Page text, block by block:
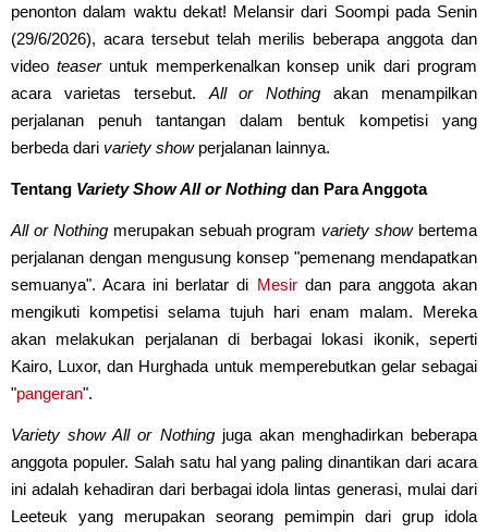
penonton dalam waktu dekat! Melansir dari Soompi pada Senin
(29/6/2026), acara tersebut telah merilis beberapa anggota dan
video teaseruntuk memperkenalkan konsep unik dari program
acara varietas tersebut. All or Nothing akan menampilkan
perjalanan penuh tantangan dalam bentuk kompetisi yang
berbeda dari variety showperjalanan lainnya.
Tentang Variety Show All or Nothing dan Para Anggota
All or Nothingmerupakan sebuah program variety showbertema
perjalanan dengan mengusung konsep "pemenang mendapatkan
semuanya". Acara ini berlatar di Mesirdan para anggota akan
mengikuti kompetisi selama tujuh hari enam malam. Mereka
akan melakukan perjalanan di berbagai lokasi ikonik, seperti
Kairo, Luxor, dan Hurghada untuk memperebutkan gelar sebagai
"pangeran".
Variety show All or Nothingjuga akan menghadirkan beberapa
anggota populer. Salah satu hal yang paling dinantikan dari acara
ini adalah kehadiran dari berbagai idola lintas generasi, mulai dari
Leeteuk yang merupakan seorang pemimpin dari grup idola